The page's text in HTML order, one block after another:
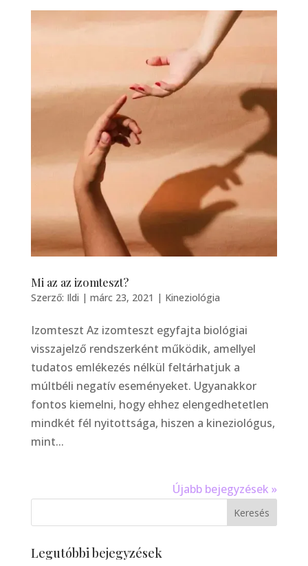
Mi az az izomteszt?
Szerző: Ildi | márc 23, 2021 | Kineziológia
Izomteszt Az izomteszt egyfajta biológiai
visszajelző rendszerként működik, amellyel
tudatos emlékezés nélkül feltárhatjuk a
múltbéli negatív eseményeket. Ugyanakkor
fontos kiemelni, hogy ehhez elengedhetetlen
mindkét fél nyitottsága, hiszen a kineziológus,
mint...
Újabb bejegyzések »
Legutóbbi bejegyzések